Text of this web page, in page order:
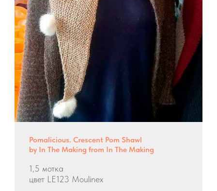
Pomalicious. Crescent Pom Shawl
by In The Making from In The Making
1,5 мотка
цвет LE123 Moulinex